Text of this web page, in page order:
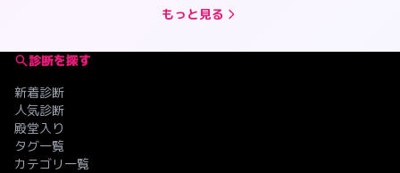
もっと見る
診断を探す
新着診断
人気診断
殿堂入り
タグ一覧
カテゴリ一覧